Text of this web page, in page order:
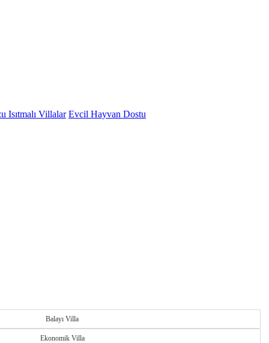
Isıtmalı Villalar Evcil Hayvan Dostu
Balayı Villa
Ekonomik Villa